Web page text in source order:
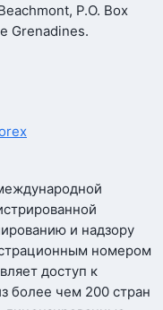
P.O. Box
Grenadines.
и надзору
номером
доступ к
более чем 200 стран